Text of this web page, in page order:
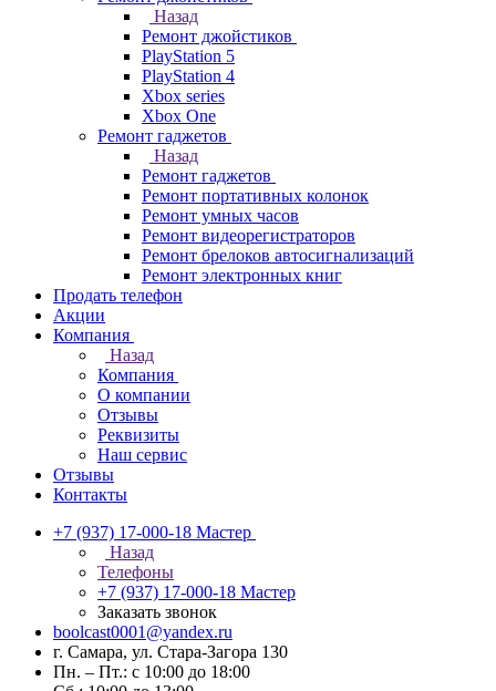
Назад
Ремонт джойстиков
PlayStation 5
PlayStation 4
Xbox series
Xbox One
Ремонт гаджетов
Назад
Ремонт гаджетов
Ремонт портативных колонок
Ремонт умных часов
Ремонт видеорегистраторов
Ремонт брелоков автосигнализаций
Ремонт электронных книг
Продать телефон
Акции
Компания
Назад
Компания
О компании
Отзывы
Реквизиты
Наш сервис
Отзывы
Контакты
+7 (937) 17-000-18 Мастер
Назад
Телефоны
+7 (937) 17-000-18 Мастер
Заказать звонок
boolcast0001@yandex.ru
г. Самара, ул. Стара-Загора 130
Пн. – Пт.: с 10:00 до 18:00